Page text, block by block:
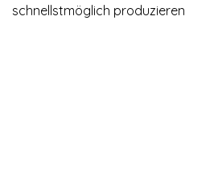
schnellstmöglich produzieren